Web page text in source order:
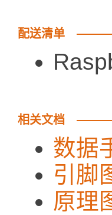
配送清单
相关文档
数据
引脚
原理